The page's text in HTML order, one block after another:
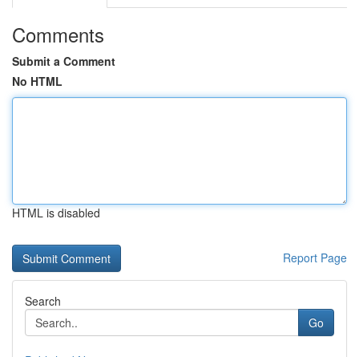
Comments
Submit a Comment
No HTML
HTML is disabled
Report Page
Search
Go